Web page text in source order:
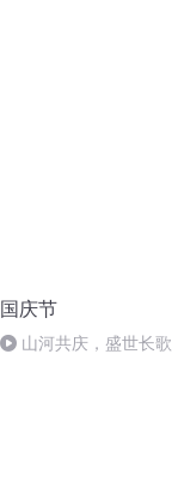
国庆节
山河共庆，盛世长歌